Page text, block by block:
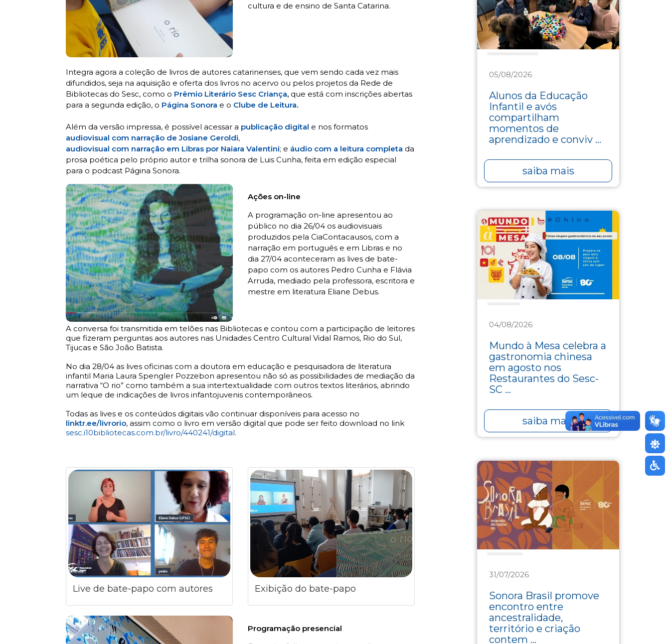
cultura e de ensino de Santa Catarina.
Integra agora a coleção de livros de autores catarinenses, que vem sendo cada vez mais
difundidos, seja na aquisição e oferta dos livros no acervo ou pelos projetos da Rede de
Bibliotecas do Sesc, como o Prêmio Literário Sesc Criança, que está com inscrições abertas
para a segunda edição, o Página Sonora e o Clube de Leitura.
Além da versão impressa, é possível acessar a publicação digital e nos formatos
audiovisual com narração de Josiane Geroldi,
audiovisual com narração em Libras por Naiara Valentini; e áudio com a leitura completa da
prosa poética pelo próprio autor e trilha sonora de Luis Cunha, feita em edição especial
para o podcast Página Sonora.
Ações on-line
A programação on-line apresentou ao
público no dia 26/04 os audiovisuais
produzidos pela CiaContacausos, com a
narração em português e em Libras e no
dia 27/04 aconteceram as lives de bate-
papo com os autores Pedro Cunha e Flávia
Arruda, mediado pela professora, escritora e
mestre em literatura Eliane Debus.
A conversa foi transmitida em telões nas Bibliotecas e contou com a participação de leitores
que fizeram perguntas aos autores nas Unidades Centro Cultural Vidal Ramos, Rio do Sul,
Tijucas e São João Batista.
No dia 28/04 as lives oficinas com a doutora em educação e pesquisadora de literatura
infantil Maria Laura Spengler Pozzebon apresentou não só as possibilidades de mediação da
narrativa “O rio” como também a sua intertextualidade com outros textos literários, abrindo
um leque de indicações de livros infantojuvenis contemporâneos.
Todas as lives e os conteúdos digitais vão continuar disponíveis para acesso no
linktr.ee/livrorio, assim como o livro em versão digital que pode ser feito download no link
sesc.i10bibliotecas.com.br/livro/440241/digital.
Live de bate-papo com autores Exibição do bate-papo
Programação presencial
05/08/2026
Alunos da Educação
Infantil e avós
compartilham
momentos de
aprendizado e conviv ...
saiba mais
04/08/2026
Mundo à Mesa celebra a
gastronomia chinesa
em agosto nos
Restaurantes do Sesc-
SC ...
saiba mais
31/07/2026
Sonora Brasil promove
encontro entre
ancestralidade,
território e criação
contem ...